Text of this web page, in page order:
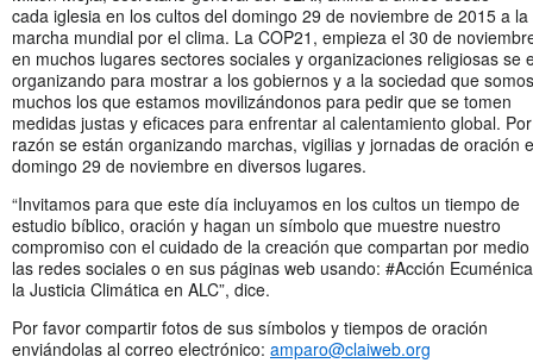
cada iglesia en los cultos del domingo 29 de noviembre de 2015 a la
marcha mundial por el clima. La COP21, empieza el 30 de
en muchos lugares sectores sociales y organizaciones religiosas se
organizando para mostrar a los gobiernos y a la sociedad que somos
muchos los que estamos movilizándonos para pedir que se tomen
medidas justas y eficaces para enfrentar al calentamiento global.
razón se están organizando marchas, vigilias y jornadas de oración
domingo 29 de noviembre en diversos lugares.
“Invitamos para que este día incluyamos en los cultos un tiempo de
estudio bíblico, oración y hagan un símbolo que muestre nuestro
compromiso con el cuidado de la creación que compartan por
las redes sociales o en sus páginas web usando: #Acción
la Justicia Climática en ALC”, dice.
Por favor compartir fotos de sus símbolos y tiempos de oración
enviándolas al correo electrónico: amparo@claiweb.org